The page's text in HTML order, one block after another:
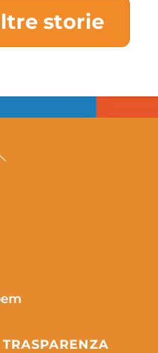
storie
TRASPARENZA